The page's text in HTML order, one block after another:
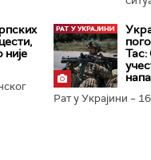
није
Рат у Украјини –